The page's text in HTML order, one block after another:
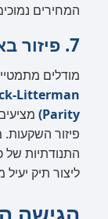
המחירים
7. פיזור באמצעות מודלים מתקדמים
מודלים
Litterman
Parity)
פיזור
התנודתיות
ליצור תיק